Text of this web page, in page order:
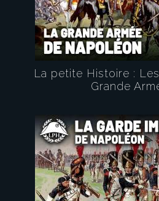
La petite Histoire :
Grande